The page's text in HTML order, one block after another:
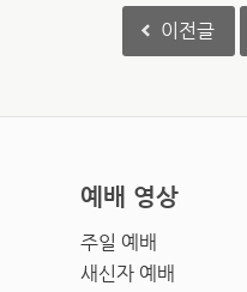
이전글
예배 영상
주일 예배
새신자 예배